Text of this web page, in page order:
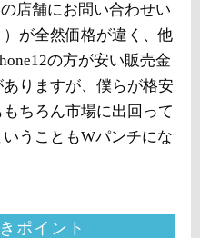
店舗にお問い合わせい
が全然価格が違く、他
の方が安い販売金
りますが、僕らが格安
ちろん市場に出回って
うこともWパンチにな
ポイント